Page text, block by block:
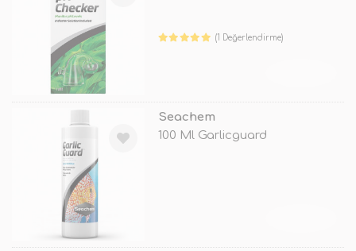
(1 Değerlendirme)
Seachem
100 Ml Garlicguard